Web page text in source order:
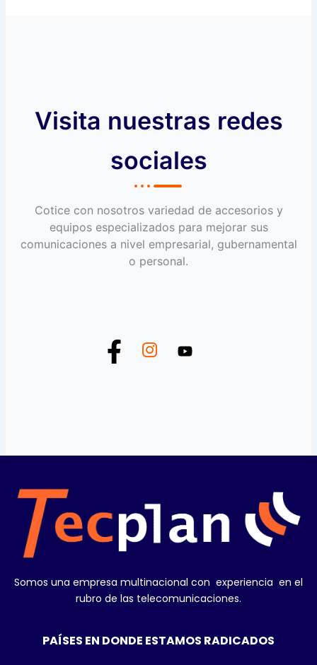
Visita nuestras redes
sociales
Cotice con nosotros variedad de accesorios y
equipos especializados para mejorar sus
comunicaciones a nivel empresarial, gubernamental
o personal.
Somos una empresa multinacional con experiencia en el
rubro de las telecomunicaciones.
PAÍSES EN DONDE ESTAMOS RADICADOS